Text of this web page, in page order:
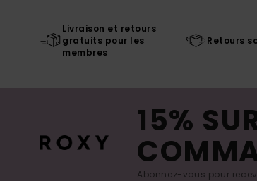
Livraison et retours
gratuits pour les
membres
Retours
15%
Abonnez-vous pour